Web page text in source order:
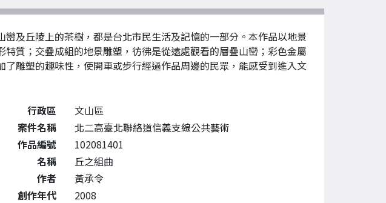
及丘陵上的茶樹，都是台北市民生活及記憶的一部分。本作品以地景
質；交疊成組的地景雕塑，彷彿是從遠處觀看的層疊山巒；彩色金屬
雕塑的趣味性，使開車或步行經過作品周邊的民眾，能感受到進入文
藝術作品詳細資料
行政區
文山區
案件名稱
北二高臺北聯絡道信義支線公共藝術
作品編號
102081401
名稱
丘之組曲
作者
黃承令
創作年代
2008